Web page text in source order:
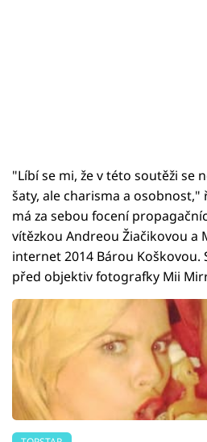
"Líbí se mi, že v této soutěži se
šaty, ale charisma a
má za sebou focení
vítězkou Andreou Žiačikovou a
internet 2014 Bárou Koškovou.
před objektiv fotografky Mii